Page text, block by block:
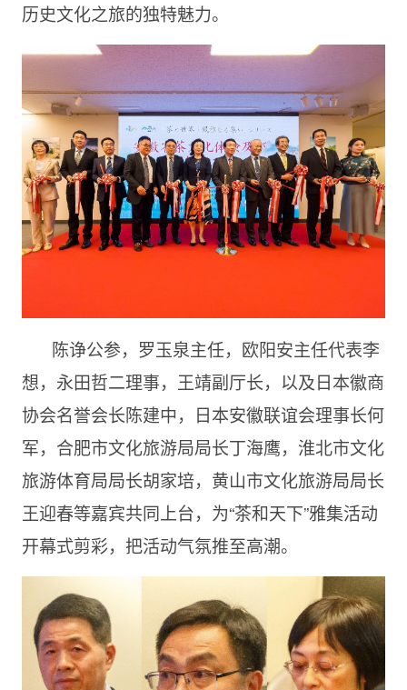
历史文化之旅的独特魅力。
陈诤公参，罗玉泉主任，欧阳安主任代表李
想，永田哲二理事，王靖副厅长，以及日本徽商
协会名誉会长陈建中，日本安徽联谊会理事长何
军，合肥市文化旅游局局长丁海鹰，淮北市文化
旅游体育局局长胡家培，黄山市文化旅游局局长
王迎春等嘉宾共同上台，为“茶和天下”雅集活动
开幕式剪彩，把活动气氛推至高潮。